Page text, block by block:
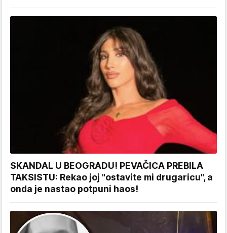
SKANDAL U BEOGRADU! PEVAČICA PREBILA
TAKSISTU: Rekao joj "ostavite mi drugaricu", a
onda je nastao potpuni haos!